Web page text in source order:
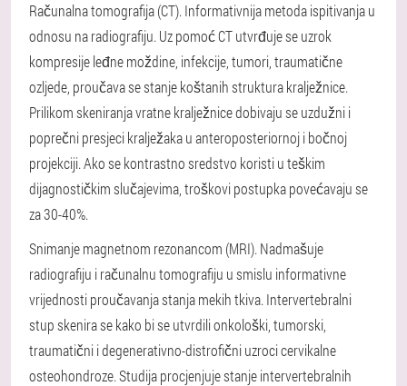
Računalna tomografija (CT). Informativnija metoda ispitivanja u
odnosu na radiografiju. Uz pomoć CT utvrđuje se uzrok
kompresije leđne moždine, infekcije, tumori, traumatične
ozljede, proučava se stanje koštanih struktura kralježnice.
Prilikom skeniranja vratne kralježnice dobivaju se uzdužni i
poprečni presjeci kralježaka u anteroposteriornoj i bočnoj
projekciji. Ako se kontrastno sredstvo koristi u teškim
dijagnostičkim slučajevima, troškovi postupka povećavaju se
za 30-40%.
Snimanje magnetnom rezonancom (MRI). Nadmašuje
radiografiju i računalnu tomografiju u smislu informativne
vrijednosti proučavanja stanja mekih tkiva. Intervertebralni
stup skenira se kako bi se utvrdili onkološki, tumorski,
traumatični i degenerativno-distrofični uzroci cervikalne
osteohondroze. Studija procjenjuje stanje intervertebralnih